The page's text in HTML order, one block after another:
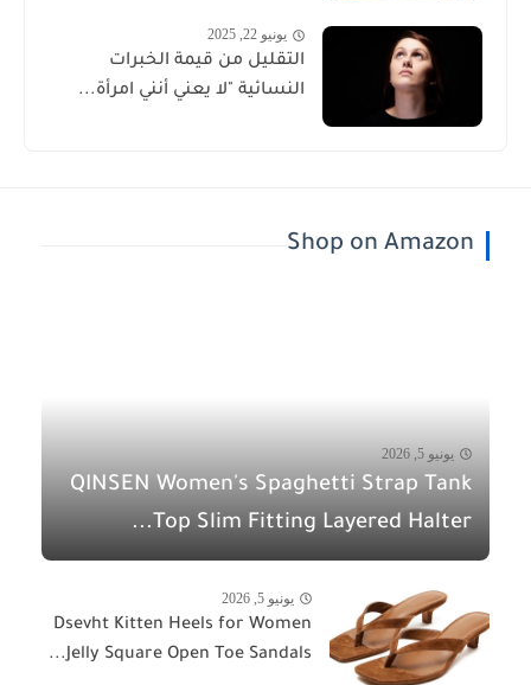
يونيو 22, 2025
التقليل من قيمة الخبرات
النسائية "لا يعني أنني امرأة...
Shop on Amazon
يونيو 5, 2026
QINSEN Women's Spaghetti Strap Tank
Top Slim Fitting Layered Halter...
يونيو 5, 2026
Dsevht Kitten Heels for Women
Jelly Square Open Toe Sandals...